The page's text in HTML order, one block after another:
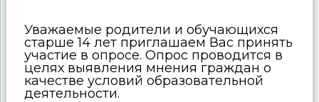
Уважаемые родители и обучающихся
старше 14 лет приглашаем Вас принять
участие в опросе. Опрос проводится в
целях выявления мнения граждан о
качестве условий образовательной
деятельности.